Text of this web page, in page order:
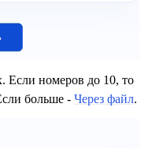
Если номеров до 10, то
больше - Через файл.